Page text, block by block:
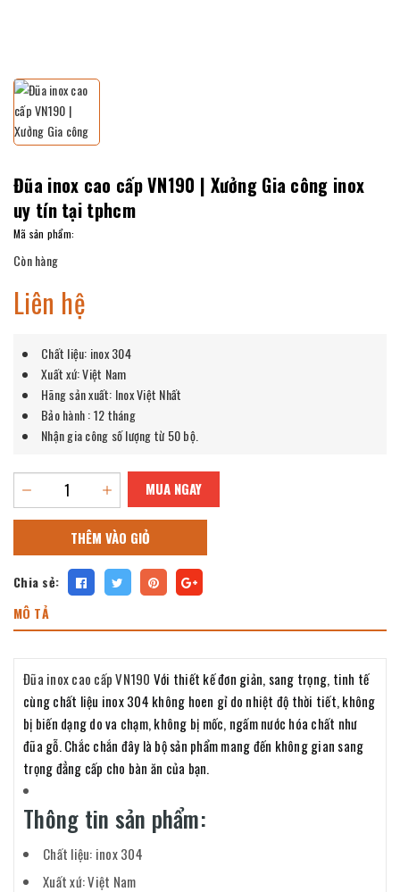
Đũa inox cao cấp VN190 | Xưởng Gia công inox
uy tín tại tphcm
Mã sản phẩm:
Còn hàng
Liên hệ
Chất liệu: inox 304
Xuất xứ: Việt Nam
Hãng sản xuất: Inox Việt Nhất
Bảo hành : 12 tháng
Nhận gia công số lượng từ 50 bộ.
MUA NGAY
THÊM VÀO GIỎ
Chia sẻ:
MÔ TẢ
Đũa inox cao cấp VN190 Với thiết kế đơn giản, sang trọng, tinh tế
cùng chất liệu inox 304 không hoen gỉ do nhiệt độ thời tiết, không
bị biến dạng do va chạm, không bị mốc, ngấm nước hóa chất như
đũa gỗ. Chắc chắn đây là bộ sản phẩm mang đến không gian sang
trọng đẳng cấp cho bàn ăn của bạn.
Thông tin sản phẩm:
Chất liệu: inox 304
Xuất xứ: Việt Nam